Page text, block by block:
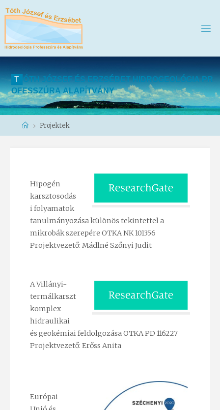
T ÓT H J ÓZS E F ÉS E RZSÉ BET H DROG EOLÓG A P R
OFESSZÚ RA ALAPÍTVÁNY
HomeProjektek
Hipogén
karsztosodás
i folyamatok
tanulmányozása különös tekintettel a
mikrobák szerepére OTKA NK 101356
Projektvezető: Mádlné Szőnyi Judit
A Villányi-
termálkarszt
komplex
hidraulikai
és geokémiai feldolgozása OTKA PD 116227
Projektvezető: Erőss Anita
Európai